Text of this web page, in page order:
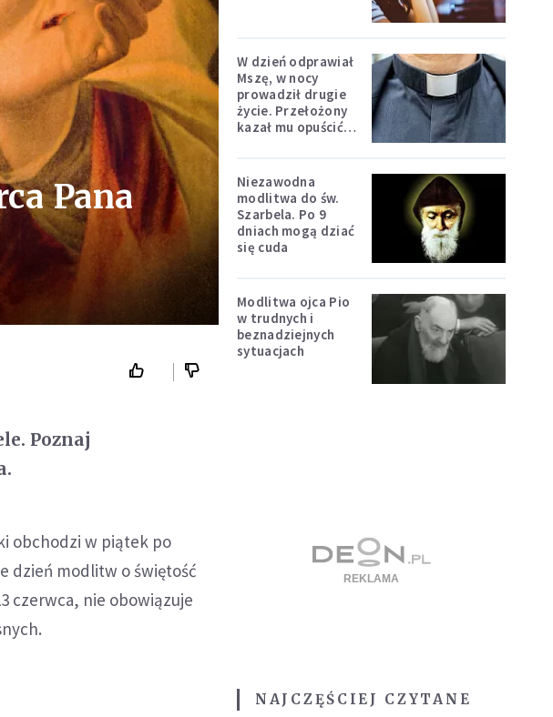
Pana
Poznaj
obchodzi w piątek po
dzień modlitw o świętość
czerwca, nie obowiązuje
W dzień odprawiał
Mszę, w nocy
prowadził drugie
życie. Przełożony
kazał mu opuścić
Niezawodna
modlitwa do św.
Szarbela. Po 9
dniach mogą dziać
się cuda
Modlitwa ojca Pio
w trudnych i
beznadziejnych
sytuacjach
NAJCZĘŚCIEJ CZYTANE